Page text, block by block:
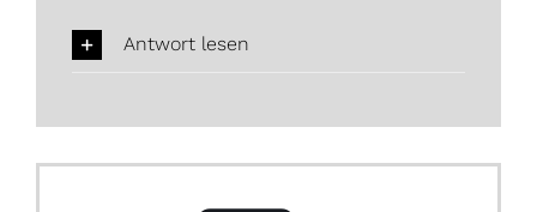
Antwort lesen